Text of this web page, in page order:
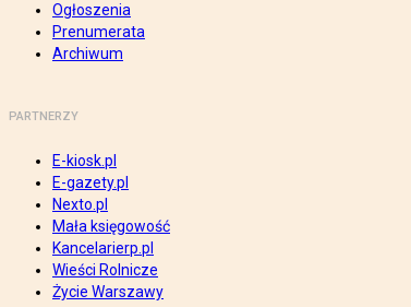
Ogłoszenia
Prenumerata
Archiwum
PARTNERZY
E-kiosk.pl
E-gazety.pl
Nexto.pl
Mała księgowość
Kancelarierp.pl
Wieści Rolnicze
Życie Warszawy